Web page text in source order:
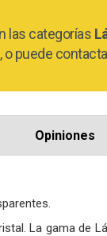
las categorías
, o puede
Opiniones
La gama de